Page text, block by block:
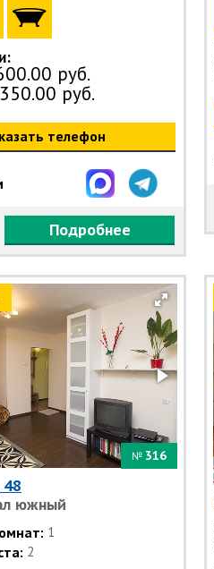
руб.
350.00 руб.
телефон
Подробнее
№ 316
48
южный
1
2